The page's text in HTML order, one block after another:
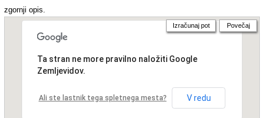
zgornji opis.
Ta stran ne more pravilno naložiti Google
Zemljevidov.
Ali ste lastnik tega spletnega mesta? V redu
Izračunaj pot Povečaj